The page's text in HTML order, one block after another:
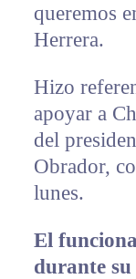
queremos
Herrera.
Hizo
apoyar a
del
Obrador,
lunes.
El
durante su